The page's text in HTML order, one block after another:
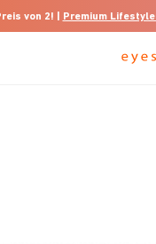
von 2! | Premium